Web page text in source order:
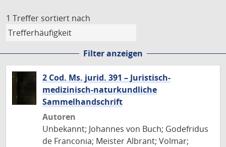
1 Treffer sortiert nach
Filter anzeigen
2 Cod. Ms. jurid. 391 – Juristisch-
medizinisch-naturkundliche
Sammelhandschrift
Autoren
Unbekannt; Johannes von Buch; Godefridus
de Franconia; Meister Albrant; Volmar;